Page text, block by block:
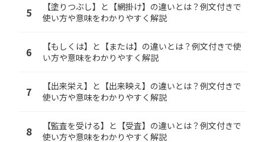
5
【塗りつぶし】と【網掛け】の違いとは？例文付きで
使い方や意味をわかりやすく解説
6
【もしくは】と【または】の違いとは？例文付きで使
い方や意味をわかりやすく解説
7
【出来栄え】と【出来映え】の違いとは？例文付きで
使い方や意味をわかりやすく解説
8
【監査を受ける】と【受査】の違いとは？例文付きで
使い方や意味をわかりやすく解説